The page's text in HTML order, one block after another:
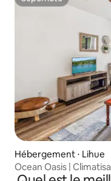
Superhôte
Hébergement ⋅ Lihue
Ocean Oasis |
plage